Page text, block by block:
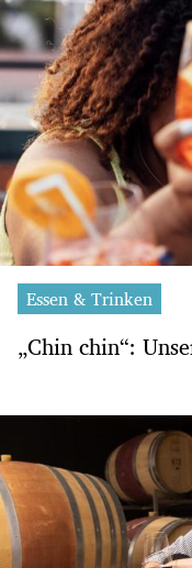
Essen & Trinken
„Chin chin“: